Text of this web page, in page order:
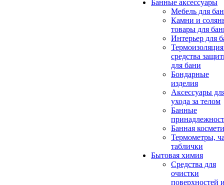
Банные аксессуары
Мебель для
Камни и
товары для
Интерьер для
средства
для бани
Бондарные
изделия
Аксеcсуары
ухода за телом
Банные
Банная
Термометры,
таблички
Бытовая химия
Средства для
очистки
поверхностей